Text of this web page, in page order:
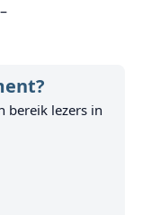
–
bereik lezers in